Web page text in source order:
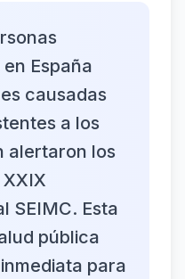
España
causadas
a los
alertaron los
SEIMC. Esta
pública
para